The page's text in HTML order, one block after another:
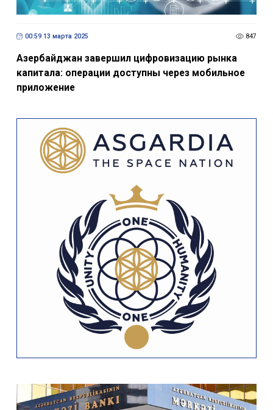
00:59 13 марта 2025 847
Азербайджан завершил цифровизацию рынка
капитала: операции доступны через мобильное
приложение